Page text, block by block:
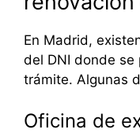
En Madrid,
del DNI donde se
trámite. Algunas
Oficina de